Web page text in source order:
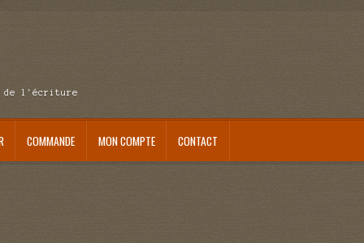
de l'écriture
COMMANDE MON COMPTE CONTACT
laisser mourir